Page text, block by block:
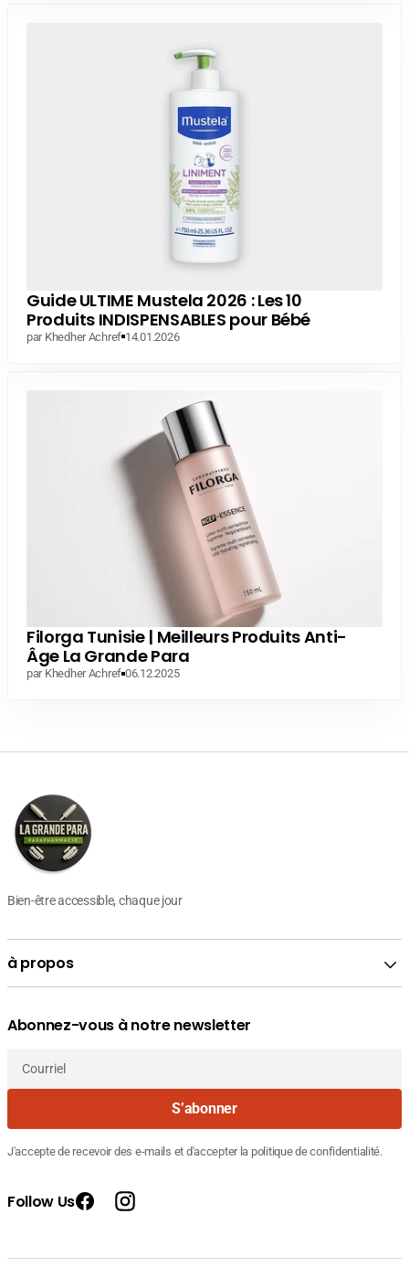
ISDIN Derma Ureadin Crème Mains
de
DT
courant
Guide ULTIME Mustela 2026 : Les 10
Produits INDISPENSABLES pour Bébé
par Khedher Achref 14.01.2026
Filorga Tunisie | Meilleurs Produits Anti-
Âge La Grande Para
par Khedher Achref 06.12.2025
Bien-être accessible, chaque jour
à propos
Abonnez-vous à notre newsletter
Courriel
S’abonner
J'accepte de recevoir des e-mails et d'accepter la politique de confidentialité.
Follow Us FacebookInstagram